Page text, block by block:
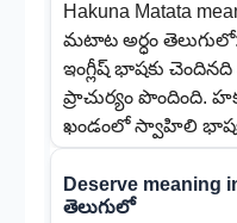
Hakuna Matata
మటాట అర్ధం
ఇంగ్లీష్ భాషకు
ప్రాచుర్యం పొందింది.
ఖండంలో స్వాహిలి
Deserve meaning
తెలుగులో